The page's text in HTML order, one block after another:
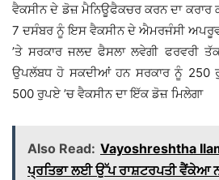
ਵੈਕਸੀਨ ਦੇ ਡੋਜ਼ ਮੈਨਿਊਫੈਕਚਰ ਕਰਨ ਦਾ ਕਰਾਰ
7 ਦਸੰਬਰ ਨੂੰ ਇਸ ਵੈਕਸੀਨ ਦੇ ਐਮਰਜੰਸੀ
’ਤੇ ਸਰਕਾਰ ਜਲਦ ਫੈਸਲਾ ਲਵੇਗੀ ਫਰਵਰੀ
ਉਪਲੱਬਧ ਹੋ ਸਕਦੀਆਂ ਹਨ ਸਰਕਾਰ ਨੂੰ
500 ਰੁਪਏ ’ਚ ਵੈਕਸੀਨ ਦਾ ਇੱਕ ਡੋਜ਼ ਮਿਲੇਗਾ
Also Read: Vayoshreshtha
ਪ੍ਰਤਿਭਾ ਲਈ ਉੱਪ ਰਾਸ਼ਟਰਪਤੀ ਵੈਂਕੇਆ